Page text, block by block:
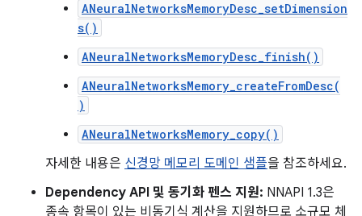
ANeuralNetworksMemoryDesc_setDimension
s()
ANeuralNetworksMemoryDesc_finish()
ANeuralNetworksMemory_createFromDesc(
)
ANeuralNetworksMemory_copy()
자세한 내용은 신경망 메모리 도메인 샘플을 참조하세요.
Dependency API 및 동기화 펜스 지원: NNAPI 1.3은
종속 항목이 있는 비동기식 계산을 지원하므로 소규모 체